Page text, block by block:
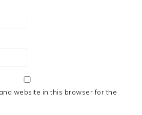
website in this browser for the